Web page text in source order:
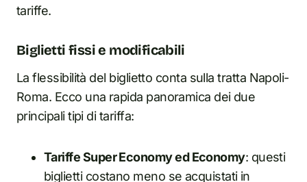
tariffe.
Biglietti fissi e modificabili
La flessibilità del biglietto conta sulla tratta Napoli-
Roma. Ecco una rapida panoramica dei due
principali tipi di tariffa:
Tariffe Super Economy ed Economy: questi
biglietti costano meno se acquistati in